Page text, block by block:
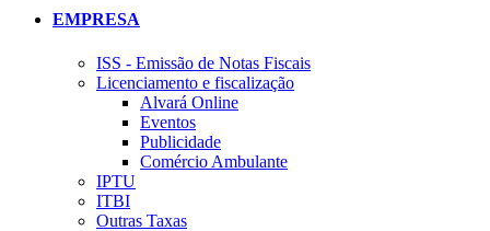
EMPRESA
ISS - Emissão de Notas Fiscais
Licenciamento e fiscalização
Alvará Online
Eventos
Publicidade
Comércio Ambulante
IPTU
ITBI
Outras Taxas